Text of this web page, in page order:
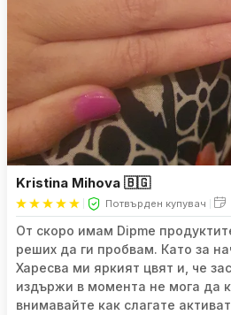
Kristina Mihova 🇧🇬
Потвърден купувач
От скоро имам Dipme
реших да ги пробвам. Като за
Харесва ми яркият цвят и, че
издържи в момента не мога да
внимавайте как слагате